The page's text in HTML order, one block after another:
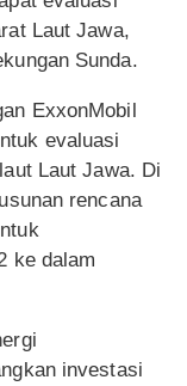
Laut Jawa,
Sunda.
ExxonMobil
evaluasi
Laut Jawa. Di
rencana
ke dalam
investasi